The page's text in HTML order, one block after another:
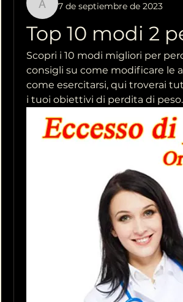
Administrator
7 de septiembre de 2023
Top 10 modi 2
Scopri i 10 modi migliori per
consigli su come modificare le
come esercitarsi, qui troverai
i tuoi obiettivi di perdita di peso.